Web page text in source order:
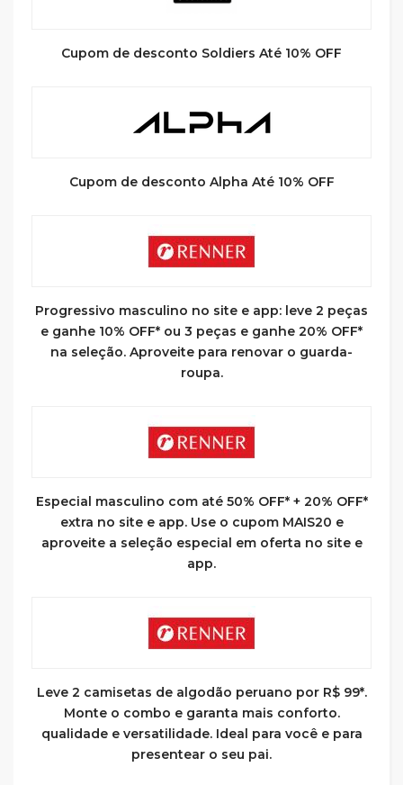
Cupom de desconto Soldiers Até 10% OFF
Cupom de desconto Alpha Até 10% OFF
Progressivo masculino no site e app: leve 2 peças
e ganhe 10% OFF* ou 3 peças e ganhe 20% OFF*
na seleção. Aproveite para renovar o guarda-
roupa.
Especial masculino com até 50% OFF* + 20% OFF*
extra no site e app. Use o cupom MAIS20 e
aproveite a seleção especial em oferta no site e
app.
Leve 2 camisetas de algodão peruano por R$ 99*.
Monte o combo e garanta mais conforto.
qualidade e versatilidade. Ideal para você e para
presentear o seu pai.